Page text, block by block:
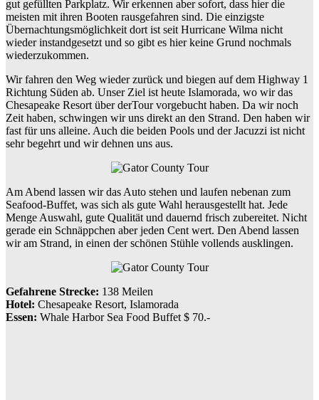
gut gefüllten Parkplatz. Wir erkennen aber sofort, dass hier die
meisten mit ihren Booten rausgefahren sind. Die einzigste
Übernachtungsmöglichkeit dort ist seit Hurricane Wilma nicht
wieder instandgesetzt und so gibt es hier keine Grund nochmals
wiederzukommen.
Wir fahren den Weg wieder zurück und biegen auf dem Highway 1
Richtung Süden ab. Unser Ziel ist heute Islamorada, wo wir das
Chesapeake Resort über derTour vorgebucht haben. Da wir noch
Zeit haben, schwingen wir uns direkt an den Strand. Den haben wir
fast für uns alleine. Auch die beiden Pools und der Jacuzzi ist nicht
sehr begehrt und wir dehnen uns aus.
Am Abend lassen wir das Auto stehen und laufen nebenan zum
Seafood-Buffet, was sich als gute Wahl herausgestellt hat. Jede
Menge Auswahl, gute Qualität und dauernd frisch zubereitet. Nicht
gerade ein Schnäppchen aber jeden Cent wert. Den Abend lassen
wir am Strand, in einen der schönen Stühle vollends ausklingen.
Gefahrene Strecke: 138 Meilen
Hotel: Chesapeake Resort, Islamorada
Essen: Whale Harbor Sea Food Buffet $ 70.-